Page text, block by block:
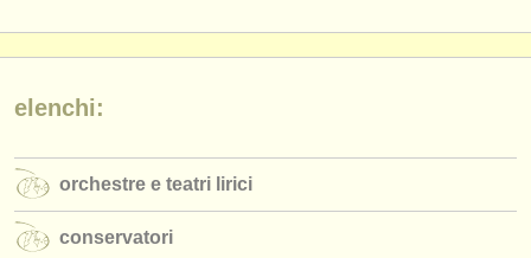
elenchi:
orchestre e teatri lirici
conservatori